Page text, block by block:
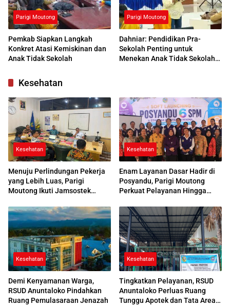
Parigi Moutong
Pemkab Siapkan Langkah
Konkret Atasi Kemiskinan dan
Anak Tidak Sekolah
Parigi Moutong
Dahniar: Pendidikan Pra-
Sekolah Penting untuk
Menekan Anak Tidak Sekolah
Kesehatan
Kesehatan
Menuju Perlindungan Pekerja
yang Lebih Luas, Parigi
Moutong Ikuti Jamsostek
Kesehatan
Enam Layanan Dasar Hadir di
Posyandu, Parigi Moutong
Perkuat Pelayanan Hingga
Kesehatan
Demi Kenyamanan Warga,
RSUD Anuntaloko Pindahkan
Ruang Pemulasaraan Jenazah
Kesehatan
Tingkatkan Pelayanan, RSUD
Anuntaloko Perluas Ruang
Tunggu Apotek dan Tata Area